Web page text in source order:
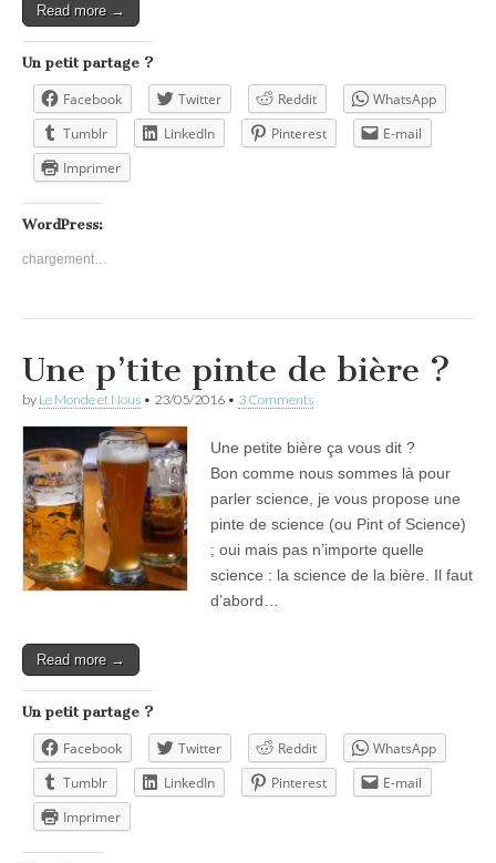
Read more →
Un petit partage ?
Facebook Twitter Reddit
WhatsApp
Tumblr
LinkedIn Pinterest
E-mail
Imprimer
WordPress:
chargement…
Une p’tite pinte de bière ?
by Le Monde et Nous • 23/05/2016 • 3 Comments
Une petite bière ça vous dit ?
Bon comme nous sommes là pour
parler science, je vous propose une
pinte de science (ou Pint of Science)
; oui mais pas n’importe quelle
science : la science de la bière. Il faut
d’abord…
Read more →
Un petit partage ?
Facebook Twitter Reddit
WhatsApp
Tumblr
LinkedIn Pinterest
E-mail
Imprimer